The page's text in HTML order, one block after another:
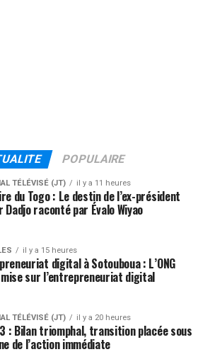
POPULAIRE
TÉLÉVISÉ (JT) il y a 11 heures
du Togo : Le destin de l’ex-président
Dadjo raconté par Évalo Wiyao
il y a 15 heures
digital à Sotouboua : L’ONG
mise sur l’entrepreneuriat digital
TÉLÉVISÉ (JT) il y a 20 heures
: Bilan triomphal, transition placée sous
de l’action immédiate